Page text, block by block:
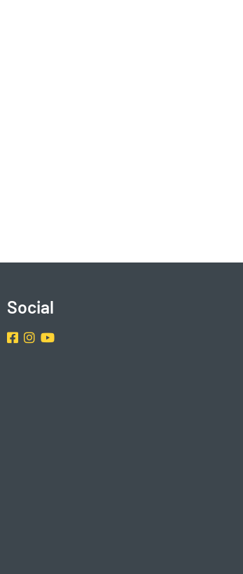
Social
Facebook
Instragram
Youtube